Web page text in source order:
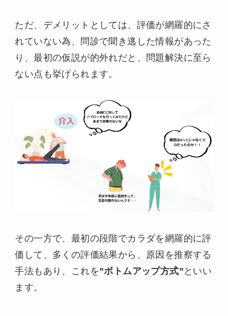
ただ、デメリットとしては、評価が網羅的にさ
れていない為、問診で聞き逃した情報があった
り、最初の仮説が的外れだと、問題解決に至ら
ない点も挙げられます。
その一方で、最初の段階でカラダを網羅的に評
価して、多くの評価結果から、原因を推察する
手法もあり、これを”ボトムアップ方式” といい
ます。